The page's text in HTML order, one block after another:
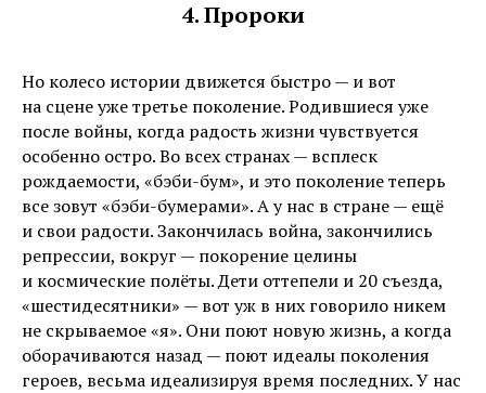
4. Пророки
Но колесо истории движется быстро — и вот
на сцене уже третье поколение. Родившиеся уже
после войны, когда радость жизни чувствуется
особенно остро. Во всех странах — всплеск
рождаемости, «бэби-бум», и это поколение теперь
все зовут «бэби-бумерами». А у нас в стране — ещё
и свои радости. Закончилась война, закончились
репрессии, вокруг — покорение целины
и космические полёты. Дети оттепели и 20 съезда,
«шестидесятники» — вот уж в них говорило никем
не скрываемое «я». Они поют новую жизнь, а когда
оборачиваются назад — поют идеалы поколения
героев, весьма идеализируя время последних. У нас